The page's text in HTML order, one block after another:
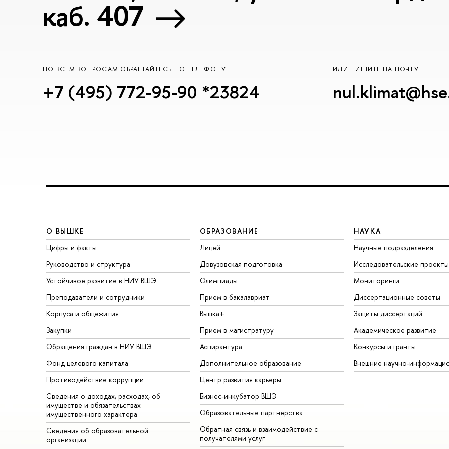
каб. 407
ПО ВСЕМ ВОПРОСАМ ОБРАЩАЙТЕСЬ ПО ТЕЛЕФОНУ
+7 (495) 772-95-90 *23824
ИЛИ ПИШИТЕ НА ПОЧТУ
О ВЫШКЕ
Цифры и факты
Руководство и структура
Устойчивое развитие в НИУ ВШЭ
Преподаватели и сотрудники
Корпуса и общежития
Закупки
Обращения граждан в НИУ ВШЭ
Фонд целевого капитала
Противодействие коррупции
Сведения о доходах, расходах, об
имуществе и обязательствах
имущественного характера
Сведения об образовательной
организации
ОБРАЗОВАНИЕ
Лицей
Довузовская подготовка
Олимпиады
Прием в бакалавриат
Вышка+
Прием в магистратуру
Аспирантура
Дополнительное образование
Центр развития карьеры
Бизнес-инкубатор ВШЭ
Образовательные партнерства
Обратная связь и взаимодействие с
получателями услуг
НАУКА
Научные подразделения
Исследовательские проекты
Мониторинги
Диссертационные советы
Защиты диссертаций
Академическое развитие
Конкурсы и гранты
Внешние научно-